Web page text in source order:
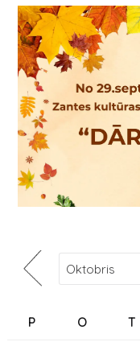
P O T